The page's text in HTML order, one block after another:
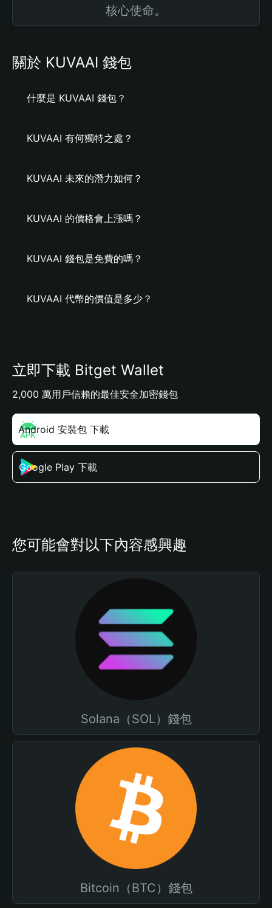
核心使命。
關於 KUVAAI 錢包
什麼是 KUVAAI 錢包？
KUVAAI 有何獨特之處？
KUVAAI 未來的潛力如何？
KUVAAI 的價格會上漲嗎？
KUVAAI 錢包是免費的嗎？
KUVAAI 代幣的價值是多少？
立即下載 Bitget Wallet
2,000 萬用戶信賴的最佳安全加密錢包
Android 安裝包 下載
Google Play 下載
您可能會對以下內容感興趣
Solana（SOL）錢包
Bitcoin（BTC）錢包